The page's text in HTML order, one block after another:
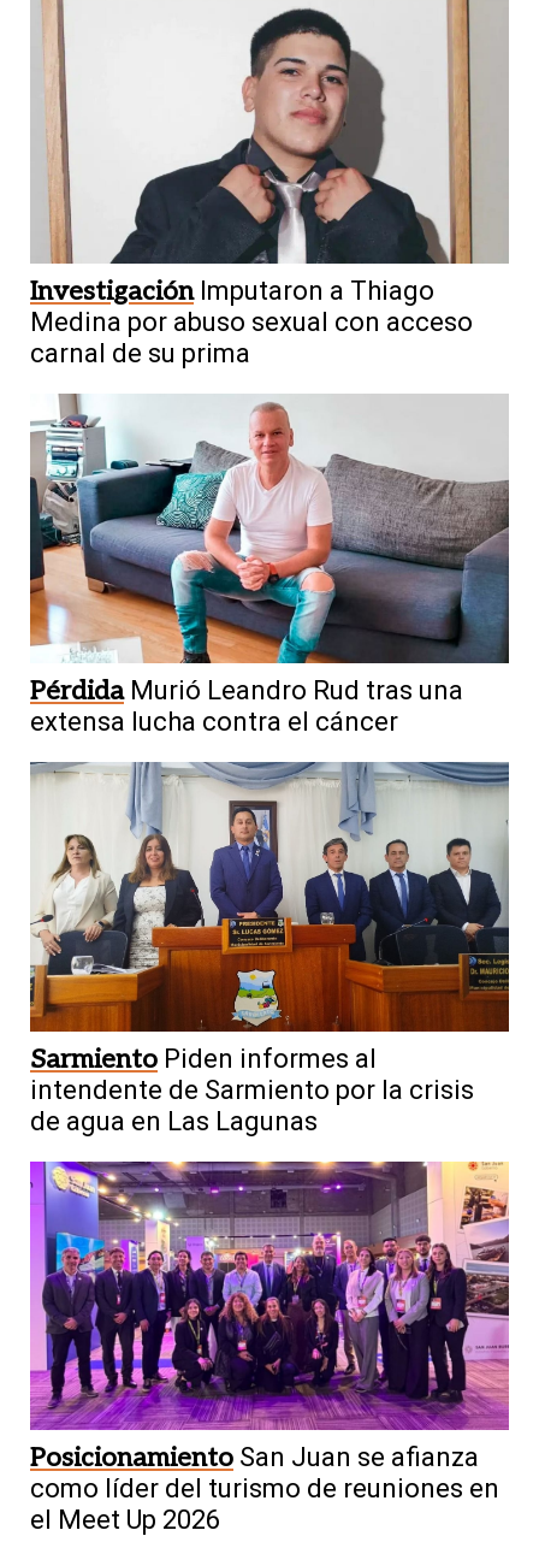
Investigación Imputaron a Thiago
Medina por abuso sexual con acceso
carnal de su prima
Pérdida Murió Leandro Rud tras una
extensa lucha contra el cáncer
Sarmiento Piden informes al
intendente de Sarmiento por la crisis
de agua en Las Lagunas
Posicionamiento San Juan se afianza
como líder del turismo de reuniones en
el Meet Up 2026